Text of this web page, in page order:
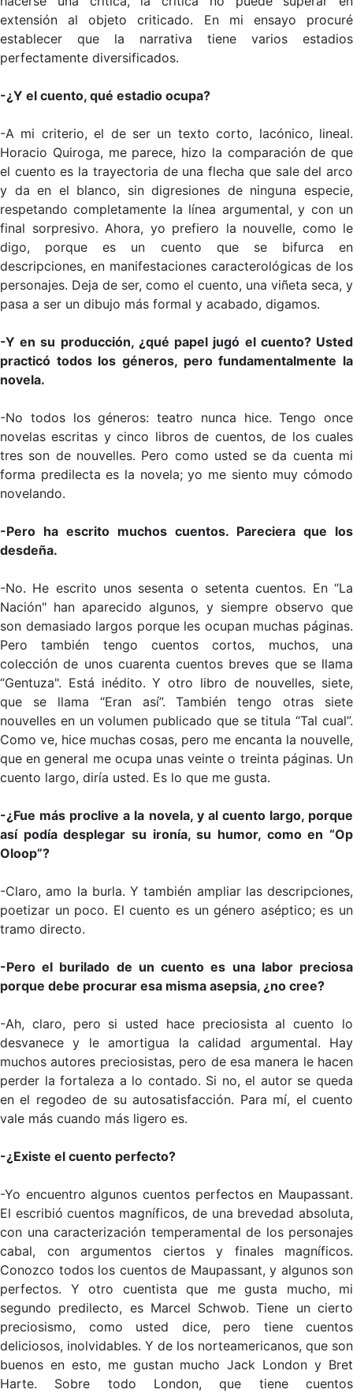
extensión al objeto criticado. En mi ensayo procuré
establecer que la narrativa tiene varios estadios
perfectamente diversificados.
-¿Y el cuento, qué estadio ocupa?
-A mi criterio, el de ser un texto corto, lacónico, lineal.
Horacio Quiroga, me parece, hizo la comparación de que
el cuento es la trayectoria de una flecha que sale del arco
y da en el blanco, sin digresiones de ninguna especie,
respetando completamente la línea argumental, y con un
final sorpresivo. Ahora, yo prefiero la nouvelle, como le
digo, porque es un cuento que se bifurca en
descripciones, en manifestaciones caracterológicas de los
personajes. Deja de ser, como el cuento, una viñeta seca, y
pasa a ser un dibujo más formal y acabado, digamos.
-Y en su producción, ¿qué papel jugó el cuento? Usted
practicó todos los géneros, pero fundamentalmente la
novela.
-No todos los géneros: teatro nunca hice. Tengo once
novelas escritas y cinco libros de cuentos, de los cuales
tres son de nouvelles. Pero como usted se da cuenta mi
forma predilecta es la novela; yo me siento muy cómodo
novelando.
-Pero ha escrito muchos cuentos. Pareciera que los
desdeña.
-No. He escrito unos sesenta o setenta cuentos. En “La
Nación" han aparecido algunos, y siempre observo que
son demasiado largos porque les ocupan muchas páginas.
Pero también tengo cuentos cortos, muchos, una
colección de unos cuarenta cuentos breves que se llama
“Gentuza". Está inédito. Y otro libro de nouvelles, siete,
que se llama “Eran así”. También tengo otras siete
nouvelles en un volumen publicado que se titula “Tal cual”.
Como ve, hice muchas cosas, pero me encanta la nouvelle,
que en general me ocupa unas veinte o treinta páginas. Un
cuento largo, diría usted. Es lo que me gusta.
-¿Fue más proclive a la novela, y al cuento largo, porque
así podía desplegar su ironía, su humor, como en “Op
Oloop”?
-Claro, amo la burla. Y también ampliar las descripciones,
poetizar un poco. El cuento es un género aséptico; es un
tramo directo.
-Pero el burilado de un cuento es una labor preciosa
porque debe procurar esa misma asepsia, ¿no cree?
-Ah, claro, pero si usted hace preciosista al cuento lo
desvanece y le amortigua la calidad argumental. Hay
muchos autores preciosistas, pero de esa manera le hacen
perder la fortaleza a lo contado. Si no, el autor se queda
en el regodeo de su autosatisfacción. Para mí, el cuento
vale más cuando más ligero es.
-¿Existe el cuento perfecto?
-Yo encuentro algunos cuentos perfectos en Maupassant.
El escribió cuentos magníficos, de una brevedad absoluta,
con una caracterización temperamental de los personajes
cabal, con argumentos ciertos y finales magníficos.
Conozco todos los cuentos de Maupassant, y algunos son
perfectos. Y otro cuentista que me gusta mucho, mi
segundo predilecto, es Marcel Schwob. Tiene un cierto
preciosismo, como usted dice, pero tiene cuentos
deliciosos, inolvidables. Y de los norteamericanos, que son
buenos en esto, me gustan mucho Jack London y Bret
Harte. Sobre todo London, que tiene cuentos